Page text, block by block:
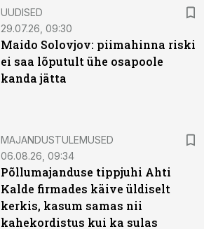
UUDISED
29.07.26, 09:30
Maido Solovjov: piimahinna riski
ei saa lõputult ühe osapoole
kanda jätta
MAJANDUSTULEMUSED
06.08.26, 09:34
Põllumajanduse tippjuhi Ahti
Kalde firmades käive üldiselt
kerkis, kasum samas nii
kahekordistus kui ka sulas